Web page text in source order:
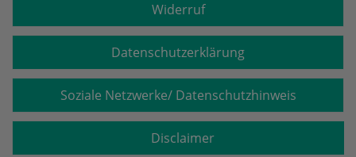
Widerruf
Datenschutzerklärung
Soziale Netzwerke/ Datenschutzhinweis
Disclaimer